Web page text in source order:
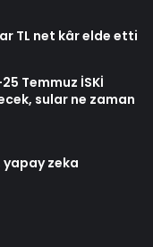
TL net kâr elde etti
Temmuz İSKİ
sular ne zaman
yapay zeka